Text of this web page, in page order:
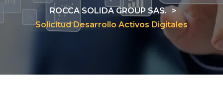
ROCCA SOLIDA GROUP SAS.
>
Solicitud Desarrollo Activos Digitales